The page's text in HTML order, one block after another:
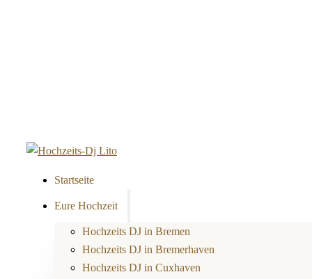
Startseite
Eure Hochzeit
Hochzeits DJ in Bremen
Hochzeits DJ in Bremerhaven
Hochzeits DJ in Cuxhaven